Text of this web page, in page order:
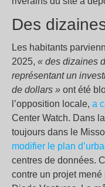
Des
Les habitants
2025, « des dizaines
représentant un
de dollars » ont été
l’opposition locale, a
Center Watch. Dans
toujours dans le
modifier le plan
centres de données.
contre un projet